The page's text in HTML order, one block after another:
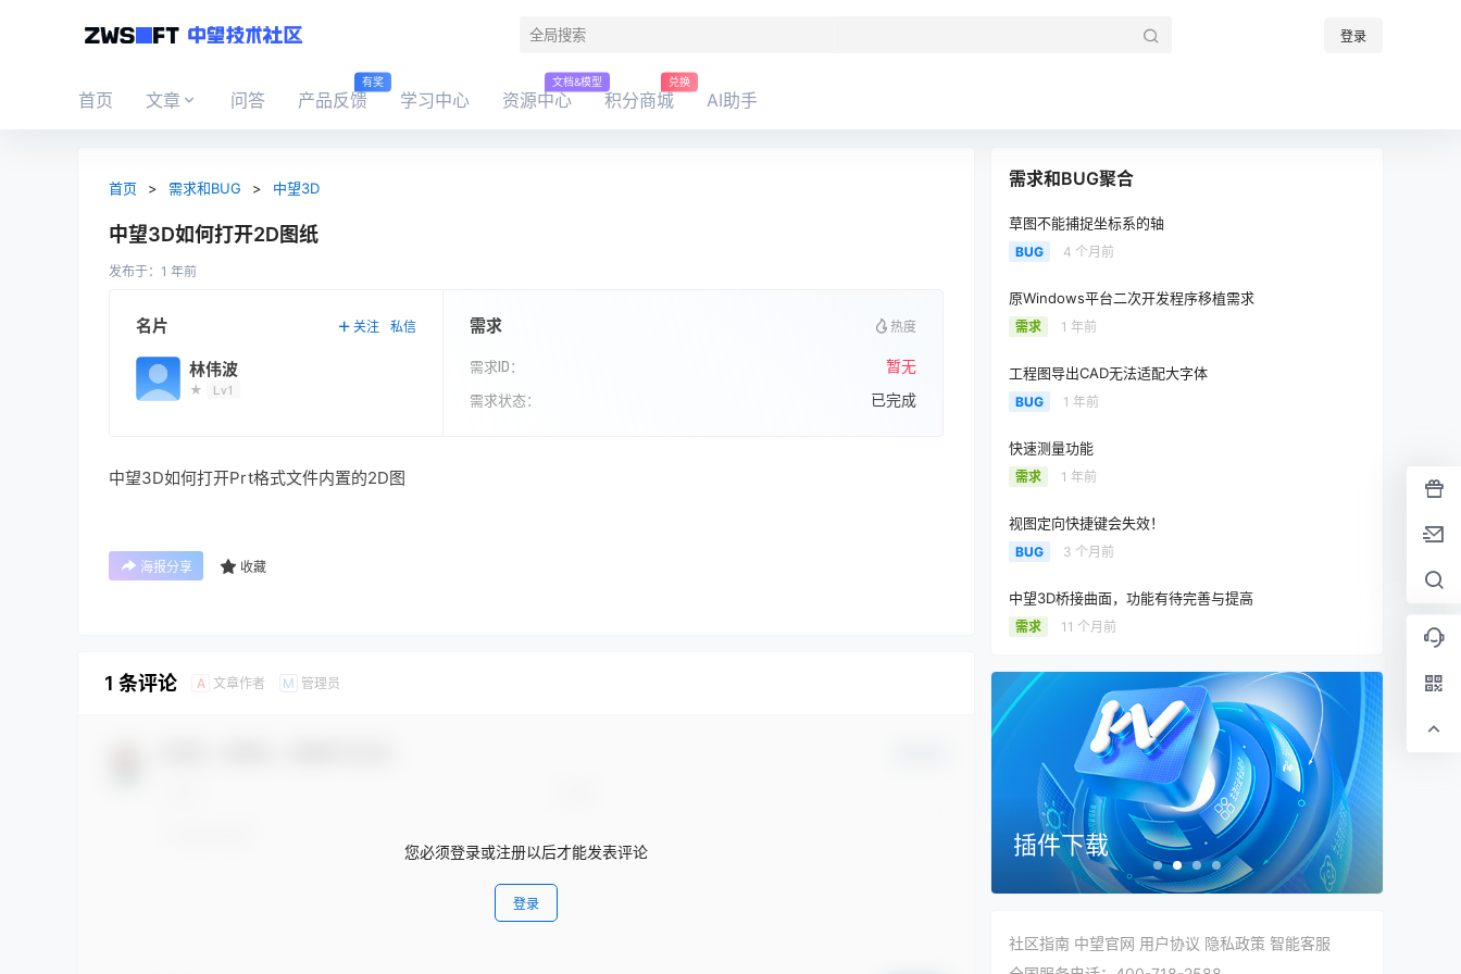
登录
首页 文章 问答 产品反馈
有奖
学习中心 资源中心
文档&模型
积分商城
兑换
AI助手
首页 > 需求和BUG > 中望3D
中望3D如何打开2D图纸
发布于： 1 年前
名片 关注 私信
林伟波
★ Lv1
需求 热度
需求ID： 暂无
需求状态： 已完成
中望3D如何打开Prt格式文件内置的2D图
海报分享 收藏
1 条评论 A 文章作者 M 管理员
您必须登录或注册以后才能发表评论
登录
需求和BUG聚合
草图不能捕捉坐标系的轴
BUG 4 个月前
原Windows平台二次开发程序移植需求
需求 1 年前
工程图导出CAD无法适配大字体
BUG 1 年前
快速测量功能
需求 1 年前
视图定向快捷键会失效！
BUG 3 个月前
中望3D桥接曲面，功能有待完善与提高
需求 11 个月前
产品下载 在线帮助文档
社区指南 中望官网 用户协议 隐私政策 智能客服